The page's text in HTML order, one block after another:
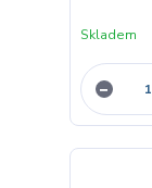
Skladem